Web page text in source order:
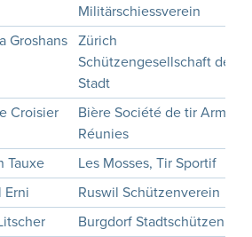
Militärschiessverein
Groshans
Zürich
Schützengesellschaft der
Stadt
Croisier
Bière Société de tir Armes
Réunies
Tauxe
Les Mosses, Tir Sportif
Erni
Ruswil Schützenverein
Burgdorf Stadtschützen